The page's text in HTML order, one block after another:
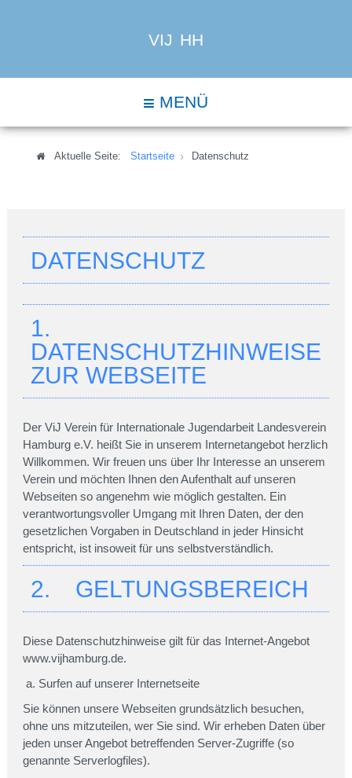
VIJ HH
MENÜ
Aktuelle Seite:Startseite Datenschutz
DATENSCHUTZ
1.
DATENSCHUTZHINWEISE
ZUR WEBSEITE
Der ViJ Verein für Internationale Jugendarbeit Landesverein
Hamburg e.V. heißt Sie in unserem Internetangebot herzlich
Willkommen. Wir freuen uns über Ihr Interesse an unserem
Verein und möchten Ihnen den Aufenthalt auf unseren
Webseiten so angenehm wie möglich gestalten. Ein
verantwortungsvoller Umgang mit Ihren Daten, der den
gesetzlichen Vorgaben in Deutschland in jeder Hinsicht
entspricht, ist insoweit für uns selbstverständlich.
2. GELTUNGSBEREICH
Diese Datenschutzhinweise gilt für das Internet-Angebot
www.vijhamburg.de.
Surfen auf unserer Internetseite
Sie können unsere Webseiten grundsätzlich besuchen,
ohne uns mitzuteilen, wer Sie sind. Wir erheben Daten über
jeden unser Angebot betreffenden Server-Zugriffe (so
genannte Serverlogfiles).